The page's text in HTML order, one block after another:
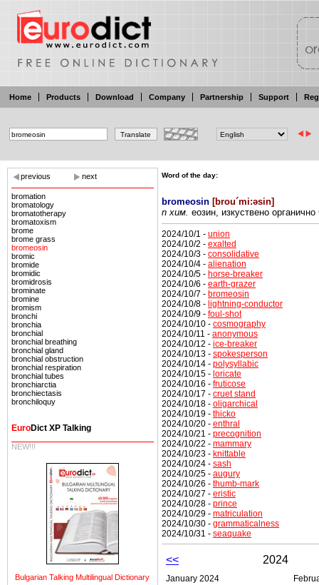
Home Products Download Company Partnership Support
previous next
bromation
bromatology
bromatotherapy
bromatoxism
brome
brome grass
bromeosin
bromic
bromide
bromidic
bromidrosis
brominate
bromine
bromism
bronchi
bronchia
bronchial
bronchial brеathing
bronchial gland
bronchial obstruction
bronchial respiration
bronchial tubes
bronchiarctia
bronchiectasis
bronchiloquy
EuroDict XP Talking
NEW!!!
Bulgarian Talking Multilingual Dictionary
Word of the day:
bromeosin [brou´mi:əsin]
n хим. еозин, изкуствено
2024/10/1 - union
2024/10/2 - exalted
2024/10/3 - consolidative
2024/10/4 - alienation
2024/10/5 - horse-breaker
2024/10/6 - earth-grazer
2024/10/7 - bromeosin
2024/10/8 - lightning-conductor
2024/10/9 - foul-shot
2024/10/10 - cosmography
2024/10/11 - anonymous
2024/10/12 - ice-breaker
2024/10/13 - spokesperson
2024/10/14 - polysyllabic
2024/10/15 - loricate
2024/10/16 - fruticose
2024/10/17 - cruet stand
2024/10/18 - oligarchical
2024/10/19 - thicko
2024/10/20 - enthral
2024/10/21 - precognition
2024/10/22 - mammary
2024/10/23 - knittable
2024/10/24 - sash
2024/10/25 - augury
2024/10/26 - thumb-mark
2024/10/27 - eristic
2024/10/28 - prince
2024/10/29 - matriculation
2024/10/30 - grammaticalness
2024/10/31 - seaquake
<< 2024
January 2024